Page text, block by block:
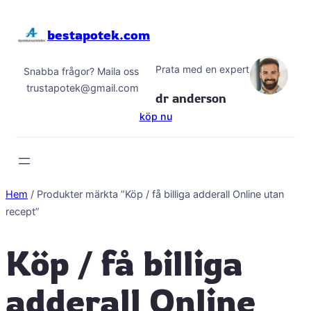
bestapotek.com
Snabba frågor? Maila oss
trustapotek@gmail.com
Prata med en expert
dr anderson
köp nu
Hem / Produkter märkta ”Köp / få billiga adderall Online utan
recept”
Köp / få billiga
adderall Online